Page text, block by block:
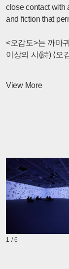
close contact with
and fiction that
<오감도>는 까마
이상의 시(詩) ⟨오
떼에 비유한다. 또
있다. 이 꿈은 허
내러티브가 아니
정연두 작가의 작
View More
1 / 6